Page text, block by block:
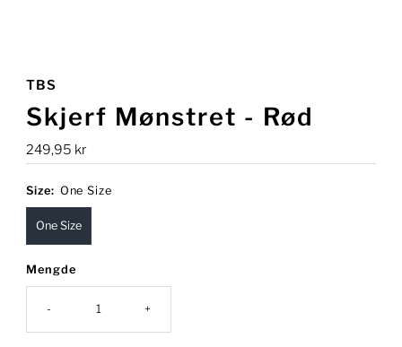
TBS
Skjerf Mønstret - Rød
Ordinær
pris
249,95 kr
Size: One Size
One Size
Mengde
- +